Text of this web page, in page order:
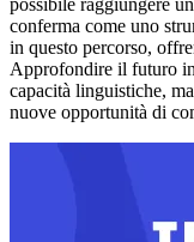
possibile raggiungere
conferma come uno
in questo percorso,
Approfondire il futuro
capacità linguistiche,
nuove opportunità di